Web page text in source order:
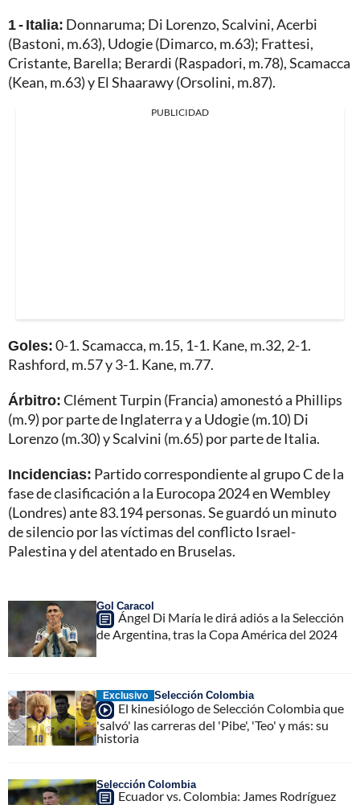
1 - Italia: Donnaruma; Di Lorenzo, Scalvini, Acerbi
(Bastoni, m.63), Udogie (Dimarco, m.63); Frattesi,
Cristante, Barella; Berardi (Raspadori, m.78), Scamacca
(Kean, m.63) y El Shaarawy (Orsolini, m.87).
PUBLICIDAD
Goles:0-1. Scamacca, m.15, 1-1. Kane, m.32, 2-1.
Rashford, m.57 y 3-1. Kane, m.77.
Árbitro:Clément Turpin (Francia) amonestó a Phillips
(m.9) por parte de Inglaterra y a Udogie (m.10) Di
Lorenzo (m.30) y Scalvini (m.65) por parte de Italia.
Incidencias: Partido correspondiente al grupo C de la
fase de clasificación a la Eurocopa 2024 en Wembley
(Londres) ante 83.194 personas. Se guardó un minuto
de silencio por las víctimas del conflicto Israel-
Palestina y del atentado en Bruselas.
Gol Caracol
Ángel Di María le dirá adiós a la Selección
de Argentina, tras la Copa América del 2024
Exclusivo Selección Colombia
El kinesiólogo de Selección Colombia que
'salvó' las carreras del 'Pibe', 'Teo' y más: su
historia
Selección Colombia
Ecuador vs. Colombia: James Rodríguez